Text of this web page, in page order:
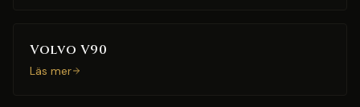
Volvo V90
Läs mer